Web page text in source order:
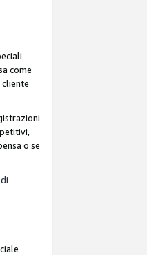
come
cliente
o se